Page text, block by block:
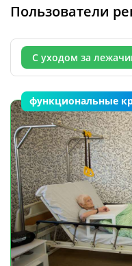
Пользователи
С уходом за
функциональные